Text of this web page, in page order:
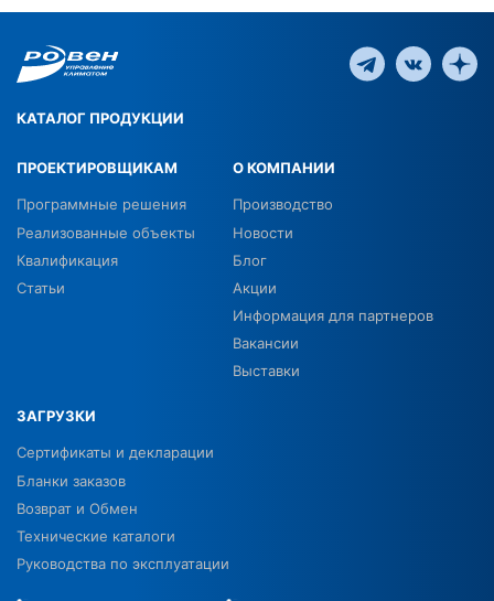
КАТАЛОГ ПРОДУКЦИИ
ПРОЕКТИРОВЩИКАМ
Программные решения
Реализованные объекты
Квалификация
Статьи
О КОМПАНИИ
Производство
Новости
Блог
Акции
Информация для партнеров
Вакансии
Выставки
ЗАГРУЗКИ
Сертификаты и декларации
Бланки заказов
Возврат и Обмен
Технические каталоги
Руководства по эксплуатации